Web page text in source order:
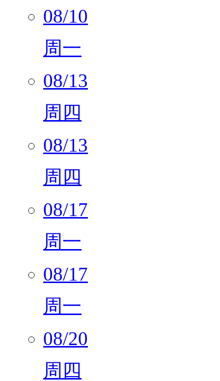
08/10
周一
08/13
周四
08/13
周四
08/17
周一
08/17
周一
08/20
周四